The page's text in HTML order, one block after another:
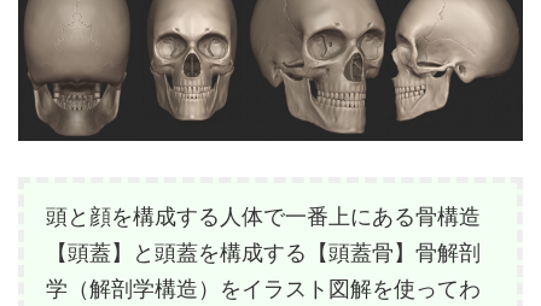
頭と顔を構成する人体で一番上にある骨構造
【頭蓋】と頭蓋を構成する【頭蓋骨】骨解剖
学（解剖学構造）をイラスト図解を使ってわ